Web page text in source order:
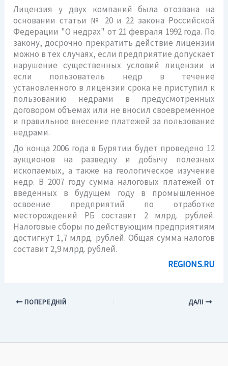
Лицензия у двух компаний была отозвана на
основании статьи № 20 и 22 закона Российской
Федерации "О недрах" от 21 февраля 1992 года. По
закону, досрочно прекратить действие лицензии
можно в тех случаях, если предприятие допускает
нарушение существенных условий лицензии и
если пользователь недр в течение
установленного в лицензии срока не приступил к
пользованию недрами в предусмотренных
договором объемах или не вносил своевременное
и правильное внесение платежей за пользование
недрами.
До конца 2006 года в Бурятии будет проведено 12
аукционов на разведку и добычу полезных
ископаемых, а также на геологическое изучение
недр. В 2007 году сумма налоговых платежей от
введенных в будущем году в промышленное
освоение предприятий по отработке
месторождений РБ составит 2 млрд. рублей.
Налоговые сборы по действующим предприятиям
достигнут 1,7 млрд. рублей. Общая сумма налогов
составит 2,9 млрд. рублей.
REGIONS.RU
ПОПЕРЕДНІЙ ДАЛІ